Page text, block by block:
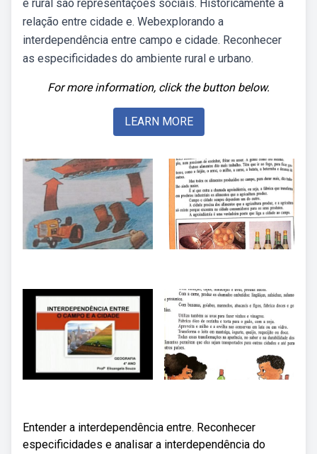
e rural são representações sociais. Historicamente a
relação entre cidade e. Webexplorando a
interdependência entre campo e cidade. Reconhecer
as especificidades do ambiente rural e urbano.
For more information, click the button below.
LEARN MORE
Entender a interdependência entre. Reconhecer
especificidades e analisar a interdependência do